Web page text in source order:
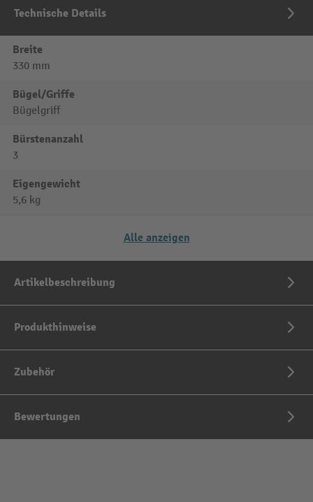
Technische Details
Breite
330 mm
Bügel/Griffe
Bügelgriff
Bürstenanzahl
3
Eigengewicht
5,6 kg
Alle anzeigen
Artikelbeschreibung
Produkthinweise
Zubehör
Bewertungen